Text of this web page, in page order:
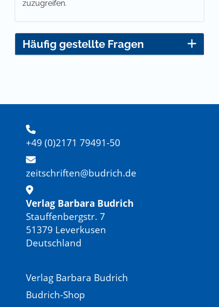
zuzugreifen.
Häufig gestellte Fragen
+49 (0)2171 79491-50
zeitschriften@budrich.de
Verlag Barbara Budrich
Stauffenbergstr. 7
51379 Leverkusen
Deutschland
Verlag Barbara Budrich
Budrich-Shop